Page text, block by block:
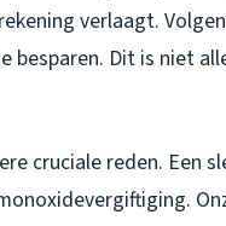
verlaagt.
besparen. Dit is niet
cruciale reden. Een